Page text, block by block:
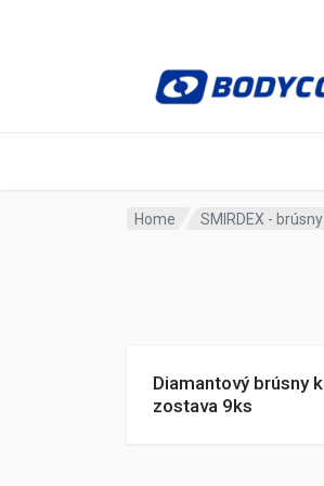
Home SMIRDEX -
Diamantový brúsny
zostava 9ks